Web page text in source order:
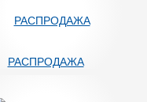
РАСПРОДАЖА